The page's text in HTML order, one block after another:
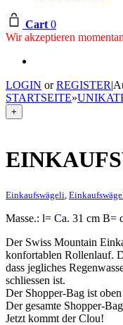
Cart 0
Wir akzeptieren
LOGIN orREGISTER|
STARTSEITE»
+
Einkaufswägeli
Masse.: l= Ca. 31 cm B=
Der Swiss Mountain
konfortablen Rollenlauf.
dass jegliches
schliessen ist.
Der Shopper-Bag ist
Der gesamte Shopper-
Jetzt kommt der Clou!